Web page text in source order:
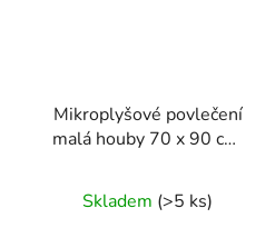
Mikroplyšové povlečení
malá houby 70 x 90 cm,
Skladem (>5 ks)